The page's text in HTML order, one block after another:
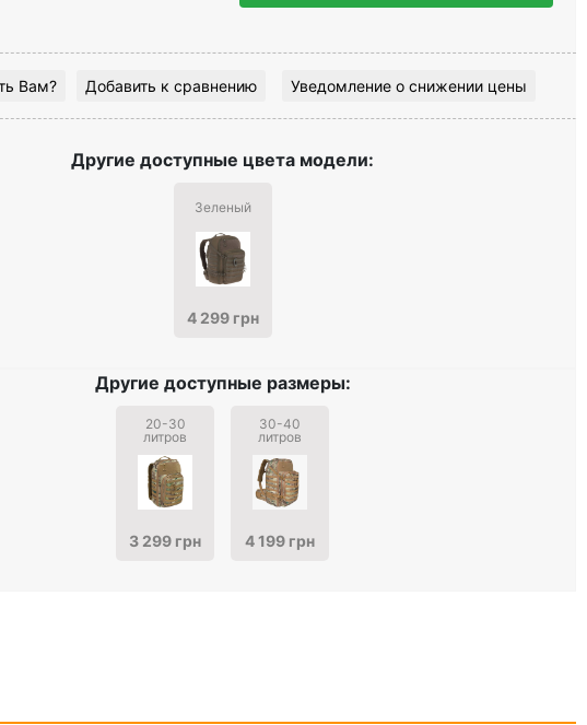
Вам? Добавить к сравнению Уведомление о снижении цены
Другие доступные цвета модели:
Зеленый
4 299 грн
Другие доступные размеры:
20-30
литров
3 299 грн
30-40
литров
4 199 грн